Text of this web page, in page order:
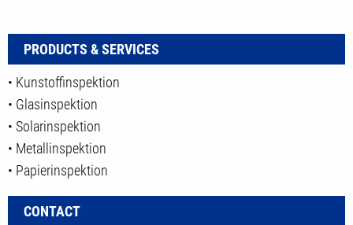
PRODUCTS & SERVICES
• Kunstoffinspektion
• Glasinspektion
• Solarinspektion
• Metallinspektion
• Papierinspektion
CONTACT